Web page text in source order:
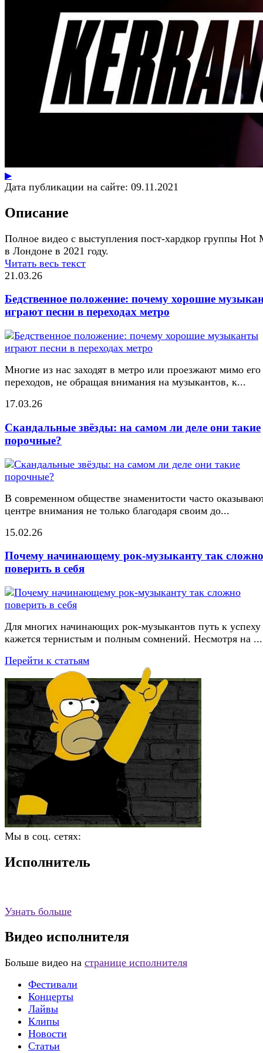
▶
Дата публикации на сайте: 09.11.2021
Описание
Полное видео с выступления пост-хардкор группы Hot
в Лондоне в 2021 году.
Читать весь текст
21.03.26
Бедственное положение: почему хорошие
играют песни в переходах метро
Многие из нас заходят в метро или проезжают мимо его
переходов, не обращая внимания на музыкантов, к...
17.03.26
Скандальные звёзды: на самом ли деле они такие
порочные?
В современном обществе знаменитости часто
центре внимания не только благодаря своим до...
15.02.26
Почему начинающему рок-музыканту так сложно
поверить в себя
Для многих начинающих рок-музыкантов путь к успеху
кажется тернистым и полным сомнений. Несмотря на ...
Перейти к статьям
Мы в соц. сетях:
Исполнитель
Узнать больше
Видео исполнителя
Больше видео на странице исполнителя
Фестивали
Концерты
Лайвы
Клипы
Новости
Статьи